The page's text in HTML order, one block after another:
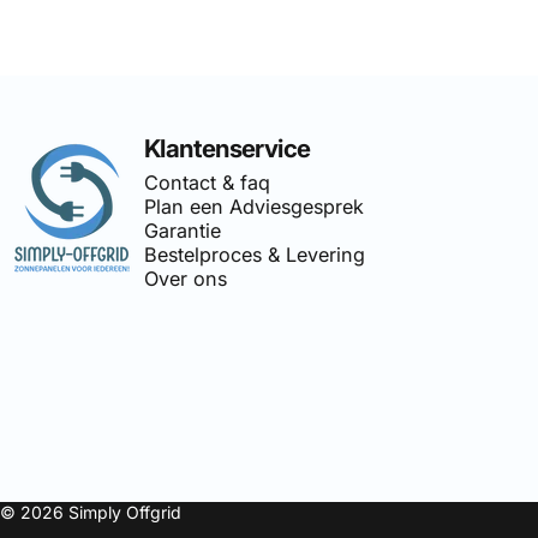
Simply Offgrid Klantenservice
Contact & faq
Plan een Adviesgesprek
Garantie
Bestelproces & Levering
Over ons
© 2026 Simply Offgrid